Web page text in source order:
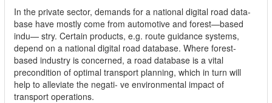
In the private sector, demands for a national digital road data-
base have mostly come from automotive and forest—based
indu— stry. Certain products, e.g. route guidance systems,
depend on a national digital road database. Where forest-
based industry is concerned, a road database is a vital
precondition of optimal transport planning, which in turn will
help to alleviate the negati- ve environmental impact of
transport operations.